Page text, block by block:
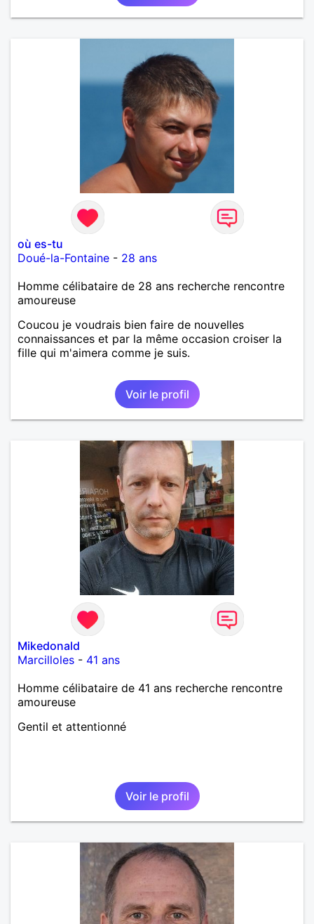
où es-tu
Doué-la-Fontaine - 28 ans
Homme célibataire de 28 ans recherche rencontre
amoureuse
Coucou je voudrais bien faire de nouvelles
connaissances et par la même occasion croiser la
fille qui m'aimera comme je suis.
Voir le profil
Mikedonald
Marcilloles - 41 ans
Homme célibataire de 41 ans recherche rencontre
amoureuse
Gentil et attentionné
Voir le profil